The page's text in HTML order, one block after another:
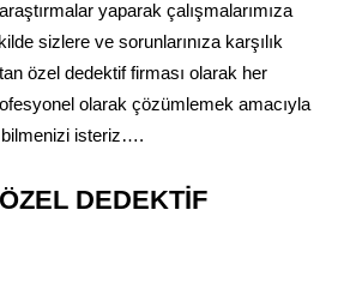
yaparak çalışmalarımıza
sizlere ve sorunlarınıza karşılık
özel dedektif firması olarak her
olarak çözümlemek amacıyla
bilmenizi isteriz….
DEDEKTİF